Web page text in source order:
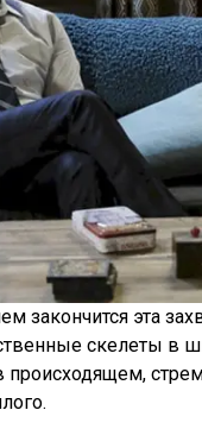
закончится эта
скелеты в
происходящем,